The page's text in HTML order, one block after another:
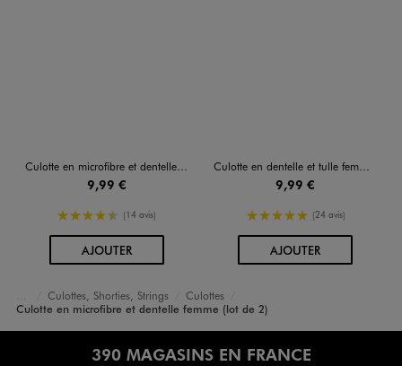
Culotte en microfibre et dentelle femme (lot de 2)
9,99 €
4.5/5 de moyenne
(14 avis)
AJOUTERAU PANIER
Culotte en dentelle et tulle femme (lot de 2)
9,99 €
5/5 de moyenne
(24 avis)
AJOUTERAU PANIER
Accueil
Femme
Lingerie
Culottes, Shorties, Strings
Culottes
Culotte en microfibre et dentelle femme (lot de 2)
390 MAGASINS EN FRANCE